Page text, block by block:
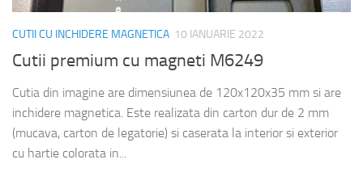
CUTII CU INCHIDERE MAGNETICA 10 IANUARIE 2022
Cutii premium cu magneti M6249
Cutia din imagine are dimensiunea de 120x120x35 mm si are
inchidere magnetica. Este realizata din carton dur de 2 mm
(mucava, carton de legatorie) si caserata la interior si exterior
cu hartie colorata in...